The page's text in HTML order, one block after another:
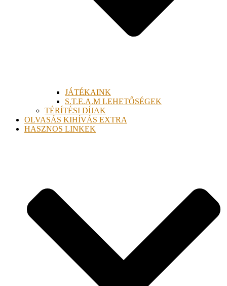
JÁTÉKAINK
S.T.E.A.M LEHETŐSÉGEK
TÉRÍTÉSI DÍJAK
OLVASÁS KIHÍVÁS EXTRA
HASZNOS LINKEK